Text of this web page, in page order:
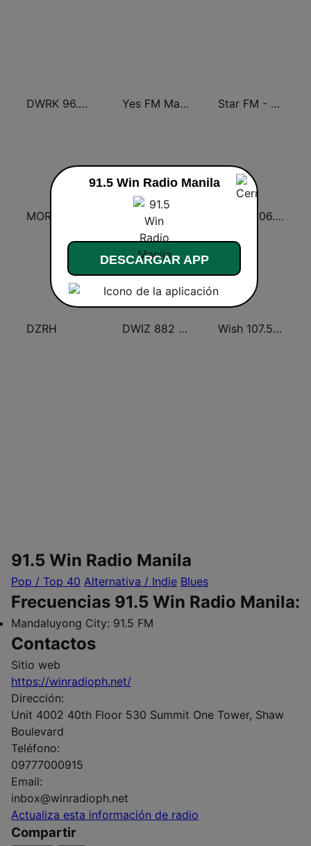
DWRK 96.3 Easy Rock Manila Yes FM Manila 101.1 Star FM - Manila
DWET 106.7 Energy FM
DZRH DWIZ 882 AM Manila Wish 107.5 FM
91.5 Win Radio Manila
Pop / Top 40 Alternativa / Indie Blues
Frecuencias 91.5 Win Radio Manila:
Mandaluyong City: 91.5 FM
Contactos
Sitio web
https://winradioph.net/
Dirección:
Unit 4002 40th Floor 530 Summit One Tower, Shaw
Boulevard
Teléfono:
09777000915
Email:
inbox@winradioph.net
Actualiza esta información de radio
Compartir
91.5 Win Radio Manila
DESCARGAR APP